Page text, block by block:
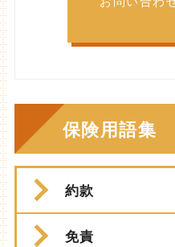
保険用語集
約款
免責